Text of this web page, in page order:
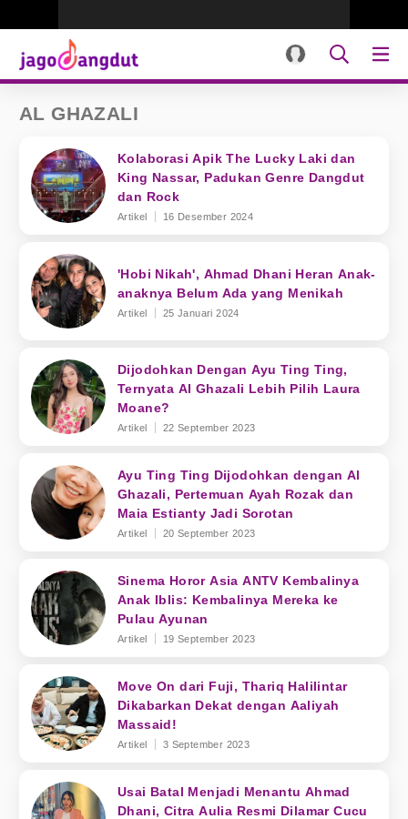
AL GHAZALI
Kolaborasi Apik The Lucky Laki dan
King Nassar, Padukan Genre Dangdut
dan Rock
Artikel 16 Desember 2024
'Hobi Nikah', Ahmad Dhani Heran Anak-
anaknya Belum Ada yang Menikah
Artikel 25 Januari 2024
Dijodohkan Dengan Ayu Ting Ting,
Ternyata Al Ghazali Lebih Pilih Laura
Moane?
Artikel 22 September 2023
Ayu Ting Ting Dijodohkan dengan Al
Ghazali, Pertemuan Ayah Rozak dan
Maia Estianty Jadi Sorotan
Artikel 20 September 2023
Sinema Horor Asia ANTV Kembalinya
Anak Iblis: Kembalinya Mereka ke
Pulau Ayunan
Artikel 19 September 2023
Move On dari Fuji, Thariq Halilintar
Dikabarkan Dekat dengan Aaliyah
Massaid!
Artikel 3 September 2023
Usai Batal Menjadi Menantu Ahmad
Dhani, Citra Aulia Resmi Dilamar Cucu